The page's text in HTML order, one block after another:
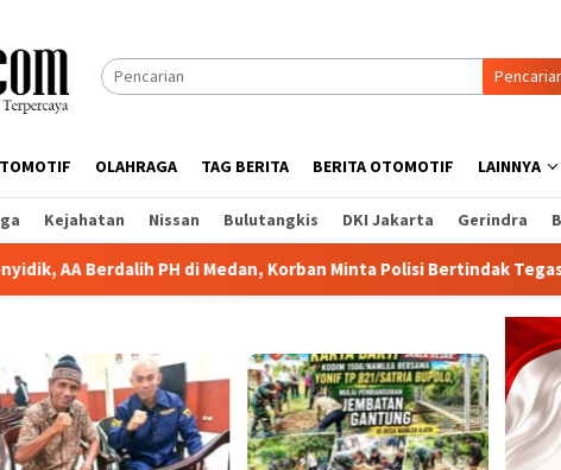
OLAHRAGA TAG BERITA BERITA OTOMOTIF LAINNYA
Kejahatan Nissan Bulutangkis DKI Jakarta Gerindra
Medan, Korban Minta Polisi Bertindak Tegas PTPN IV